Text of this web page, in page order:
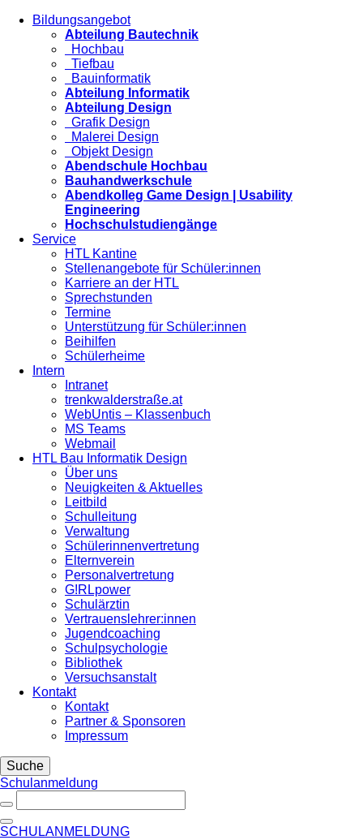
Bildungsangebot
Abteilung Bautechnik
Hochbau
Tiefbau
Bauinformatik
Abteilung Informatik
Abteilung Design
Grafik Design
Malerei Design
Objekt Design
Abendschule Hochbau
Bauhandwerkschule
Abendkolleg Game Design | Usability
Engineering
Hochschulstudiengänge
Service
HTL Kantine
Stellenangebote für Schüler:innen
Karriere an der HTL
Sprechstunden
Termine
Unterstützung für Schüler:innen
Beihilfen
Schülerheime
Intern
Intranet
trenkwalderstraße.at
WebUntis – Klassenbuch
MS Teams
Webmail
HTL Bau Informatik Design
Über uns
Neuigkeiten & Aktuelles
Leitbild
Schulleitung
Verwaltung
Schülerinnenvertretung
Elternverein
Personalvertretung
G!RLpower
Schulärztin
Vertrauenslehrer:innen
Jugendcoaching
Schulpsychologie
Bibliothek
Versuchsanstalt
Kontakt
Kontakt
Partner & Sponsoren
Impressum
Suche
Schulanmeldung
SCHULANMELDUNG